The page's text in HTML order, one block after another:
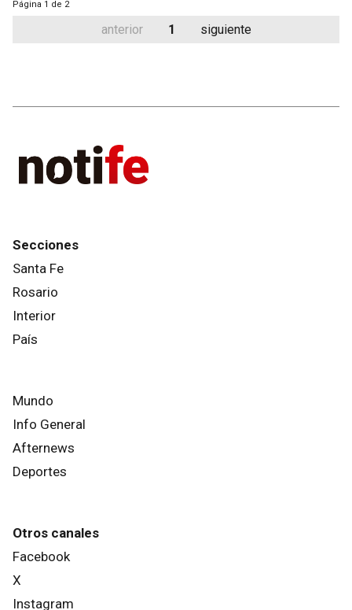
Página 1 de 2
anterior 1 siguiente
Secciones
Santa Fe
Rosario
Interior
País
Mundo
Info General
Afternews
Deportes
Otros canales
Facebook
X
Instagram